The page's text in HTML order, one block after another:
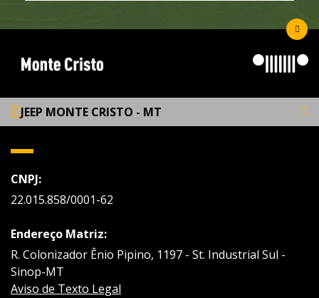
JEEP MONTE CRISTO - MT
CNPJ:
22.015.858/0001-62
Endereço Matriz:
R. Colonizador Ênio Pipino, 1197 - St. Industrial Sul -
Sinop-MT
Aviso de Texto Legal